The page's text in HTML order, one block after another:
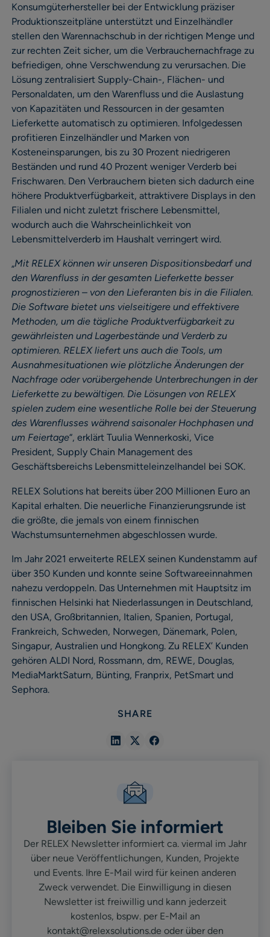
Konsumgüterhersteller bei der Entwicklung präziser
Produktionszeitpläne unterstützt und Einzelhändler
stellen den Warennachschub in der richtigen Menge und
zur rechten Zeit sicher, um die Verbrauchernachfrage zu
befriedigen, ohne Verschwendung zu verursachen. Die
Lösung zentralisiert Supply-Chain-, Flächen- und
Personaldaten, um den Warenfluss und die Auslastung
von Kapazitäten und Ressourcen in der gesamten
Lieferkette automatisch zu optimieren. Infolgedessen
profitieren Einzelhändler und Marken von
Kosteneinsparungen, bis zu 30 Prozent niedrigeren
Beständen und rund 40 Prozent weniger Verderb bei
Frischwaren. Den Verbrauchern bieten sich dadurch eine
höhere Produktverfügbarkeit, attraktivere Displays in den
Filialen und nicht zuletzt frischere Lebensmittel,
wodurch auch die Wahrscheinlichkeit von
Lebensmittelverderb im Haushalt verringert wird.
„Mit RELEX können wir unseren Dispositionsbedarf und
den Warenfluss in der gesamten Lieferkette besser
prognostizieren – von den Lieferanten bis in die Filialen.
Die Software bietet uns vielseitigere und effektivere
Methoden, um die tägliche Produktverfügbarkeit zu
gewährleisten und Lagerbestände und Verderb zu
optimieren. RELEX liefert uns auch die Tools, um
Ausnahmesituationen wie plötzliche Änderungen der
Nachfrage oder vorübergehende Unterbrechungen in der
Lieferkette zu bewältigen. Die Lösungen von RELEX
spielen zudem eine wesentliche Rolle bei der Steuerung
des Warenflusses während saisonaler Hochphasen und
um Feiertage“, erklärt Tuulia Wennerkoski, Vice
President, Supply Chain Management des
Geschäftsbereichs Lebensmitteleinzelhandel bei SOK.
RELEX Solutions hat bereits über 200 Millionen Euro an
Kapital erhalten. Die neuerliche Finanzierungsrunde ist
die größte, die jemals von einem finnischen
Wachstumsunternehmen abgeschlossen wurde.
Im Jahr 2021 erweiterte RELEX seinen Kundenstamm auf
über 350 Kunden und konnte seine Softwareeinnahmen
nahezu verdoppeln. Das Unternehmen mit Hauptsitz im
finnischen Helsinki hat Niederlassungen in Deutschland,
den USA, Großbritannien, Italien, Spanien, Portugal,
Frankreich, Schweden, Norwegen, Dänemark, Polen,
Singapur, Australien und Hongkong. Zu RELEX’ Kunden
gehören ALDI Nord, Rossmann, dm, REWE, Douglas,
MediaMarktSaturn, Bünting, Franprix, PetSmart und
Sephora.
SHARE
ShareShareShare
Bleiben Sie informiert
Der RELEX Newsletter informiert ca. viermal im Jahr
über neue Veröffentlichungen, Kunden, Projekte
und Events. Ihre E-Mail wird für keinen anderen
Zweck verwendet. Die Einwilligung in diesen
Newsletter ist freiwillig und kann jederzeit
kostenlos, bspw. per E-Mail an
kontakt@relexsolutions.de oder über den